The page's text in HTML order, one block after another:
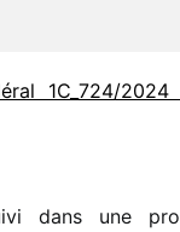
1C_​724/​
dans une